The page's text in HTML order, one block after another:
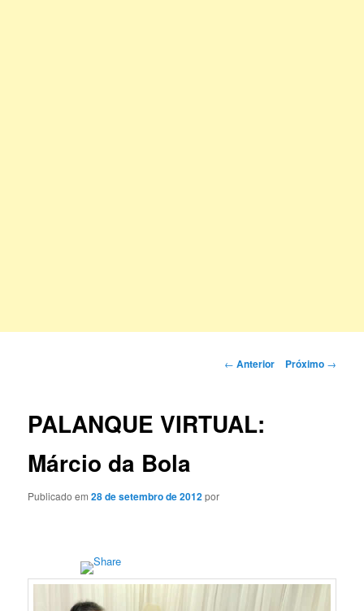
Navegação
← Anterior Próximo →
PALANQUE VIRTUAL:
Márcio da Bola
Publicado em28 de setembro de 2012por